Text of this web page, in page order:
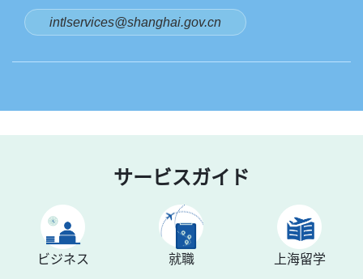
intlservices@shanghai.gov.cn
サービスガイド
ビジネス 就職 上海留学